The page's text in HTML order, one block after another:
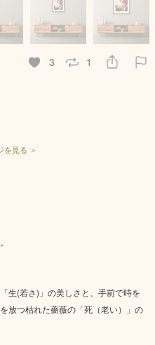
3 1
を見る ＞
生(若さ)」の美しさと、手前で時を
放つ枯れた薔薇の「死（老い）」の